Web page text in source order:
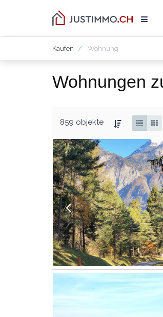
Kaufen Wohnung
Wohnungen
859 objekte